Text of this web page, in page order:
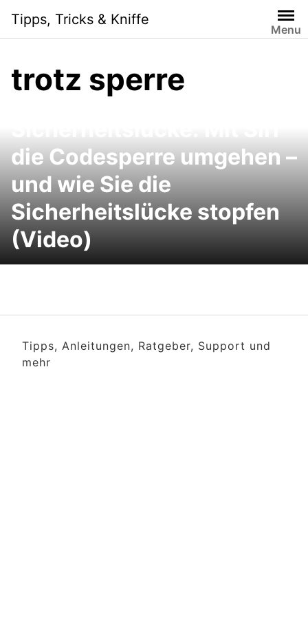
content
Tipps, Tricks & Kniffe
Menu
trotz sperre
iPhone 4S Siri
die Codesperre umgehen –
und wie Sie die
Sicherheitslücke stopfen
(Video)
Tipps, Anleitungen, Ratgeber, Support und
mehr